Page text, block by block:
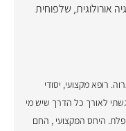
אורולוגית, שלפוחית
רופא מקצועי, יסודי
לאורך כל הדרך שיש מי
היחס המקצועי , החם